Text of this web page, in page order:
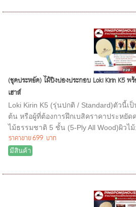
(ชุดประหยัด) ไม้ปิงปองประกอบ Loki Kirin K5 พ
เฮาส์
Loki Kirin K5 (รุ่นปกติ / Standard)ตัวนี้เ
ต้น หรือผู้ที่ต้องการฝึกเบสิคราคาประหยัด
ไม้ธรรมชาติ 5 ชั้น (5-Ply All Wood)ผิวไม้:
ราคาขาย699 บาท
มีสินค้า